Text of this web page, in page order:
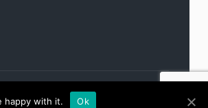
happy with it. Ok